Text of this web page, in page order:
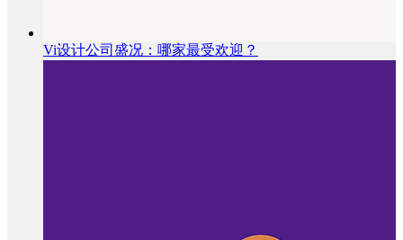
Vi设计公司盛况：哪家最受欢迎？